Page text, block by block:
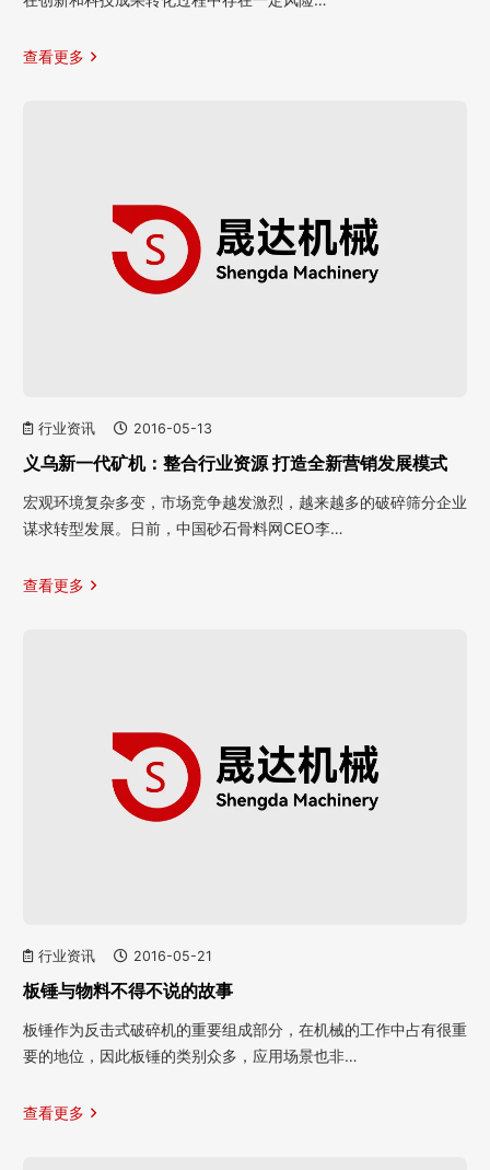
查看更多
行业资讯 2016-05-13
义乌新一代矿机：整合行业资源 打造全新营销发展模式
宏观环境复杂多变，市场竞争越发激烈，越来越多的破碎筛分企业
谋求转型发展。日前，中国砂石骨料网CEO李…
查看更多
行业资讯 2016-05-21
板锤与物料不得不说的故事
板锤作为反击式破碎机的重要组成部分，在机械的工作中占有很重
要的地位，因此板锤的类别众多，应用场景也非…
查看更多